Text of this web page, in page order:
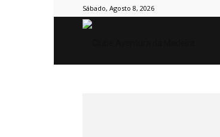
Sábado, Agosto 8, 2026